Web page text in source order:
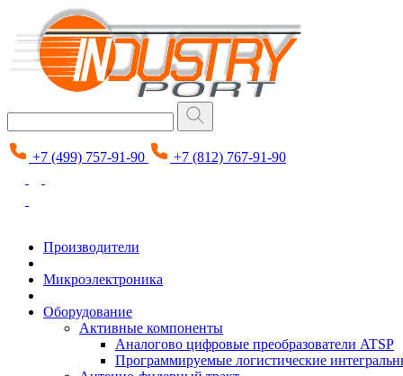
+7 (499) 757-91-90 +7 (812) 767-91-90
Производители
Микроэлектроника
Оборудование
Активные компоненты
Аналогово цифровые преобразователи ATSP
Программируемые логистические